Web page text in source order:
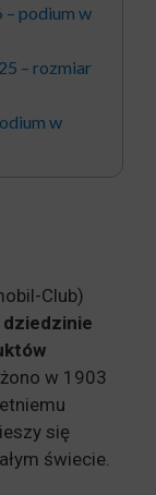
– podium w
– rozmiar
w
Club)
w 1903
się
świecie.